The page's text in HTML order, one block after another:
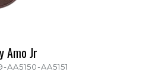
Amo Jr
AA5150-AA5151